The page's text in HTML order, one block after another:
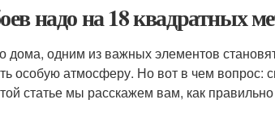
надо на 18 квадратных
дома, одним из важных элементов
особую атмосферу. Но вот в чем вопрос:
статье мы расскажем вам, как правильно